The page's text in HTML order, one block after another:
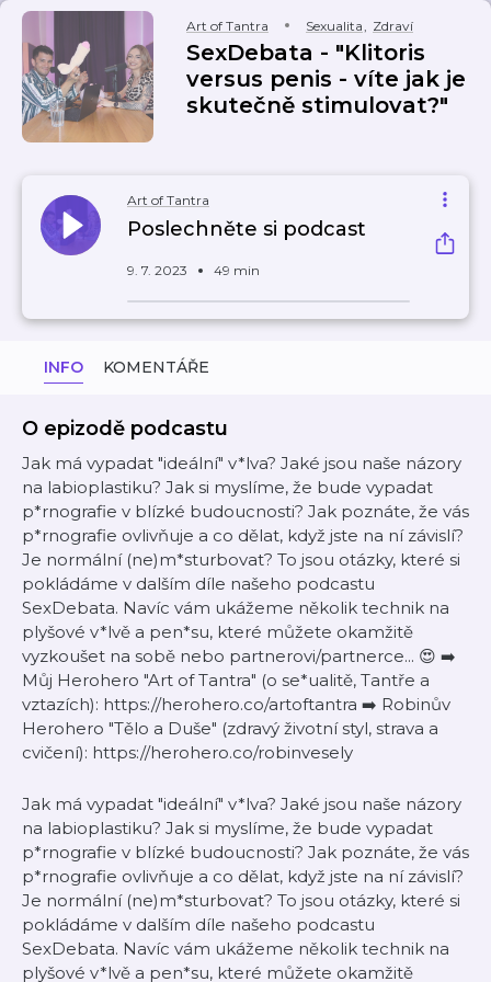
Art of Tantra Sexualita, Zdraví
SexDebata - "Klitoris
versus penis - víte jak je
skutečně stimulovat?"
Art of Tantra
Poslechněte si podcast
9. 7. 2023 49 min
INFO KOMENTÁŘE
O epizodě podcastu
Jak má vypadat "ideální" v*lva? Jaké jsou naše názory
na labioplastiku? Jak si myslíme, že bude vypadat
p*rnografie v blízké budoucnosti? Jak poznáte, že vás
p*rnografie ovlivňuje a co dělat, když jste na ní závislí?
Je normální (ne)m*sturbovat? To jsou otázky, které si
pokládáme v dalším díle našeho podcastu
SexDebata. Navíc vám ukážeme několik technik na
plyšové v*lvě a pen*su, které můžete okamžitě
vyzkoušet na sobě nebo partnerovi/partnerce... 😍⁣ ➡️
Můj Herohero "Art of Tantra" (o se*ualitě, Tantře a
vztazích): https://herohero.co/artoftantra ➡️ Robinův
Herohero "Tělo a Duše" (zdravý životní styl, strava a
cvičení): https://herohero.co/robinvesely
Jak má vypadat "ideální" v*lva? Jaké jsou naše názory
na labioplastiku? Jak si myslíme, že bude vypadat
p*rnografie v blízké budoucnosti? Jak poznáte, že vás
p*rnografie ovlivňuje a co dělat, když jste na ní závislí?
Je normální (ne)m*sturbovat? To jsou otázky, které si
pokládáme v dalším díle našeho podcastu
SexDebata. Navíc vám ukážeme několik technik na
plyšové v*lvě a pen*su, které můžete okamžitě